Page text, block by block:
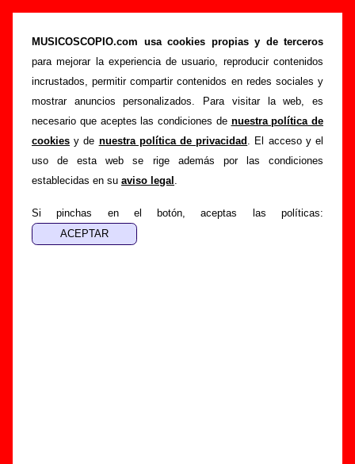
MUSICOSCOPIO.com usa cookies propias y de terceros
para mejorar la experiencia de usuario, reproducir contenidos
incrustados, permitir compartir contenidos en redes sociales y
mostrar anuncios personalizados. Para visitar la web, es
necesario que aceptes las condiciones de nuestra política de
cookies y de nuestra política de privacidad . El acceso y el
uso de esta web se rige además por las condiciones
establecidas en su aviso legal .
Si pinchas en el botón, aceptas las políticas:
“Aleluya, pero cierra el maletero”, canción de
Sr. Chinarro (Letra e información)
Portada >Sr. Chinarro >Canciones
Aleluya, pero cierra el maletero
Esta página pretende recopilar todo tipo de información
sobre lacanción "Aleluya, pero cierra el maletero
interpretada por
Sr. Chinarro
. Además de su letra, también
aparecerá información sobre el autor o los autores, sobre los
discos en los que está incluido este tema, sobre la grabación
del mismo, sobre versiones a cargo de otros grupos... Si
encuentras errores o tienes información adicional, puedes